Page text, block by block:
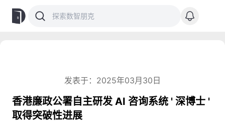
发表于：2025年03月30日
香港廉政公署自主研发 AI 咨询系统 ' 深博士 '
取得突破性进展